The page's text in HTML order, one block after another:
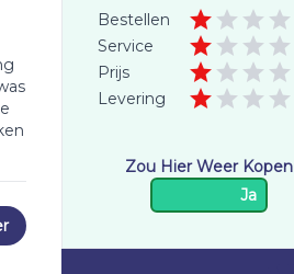
Bestellen
Service
Prijs
Levering
Zou Hier Weer Kopen
Ja